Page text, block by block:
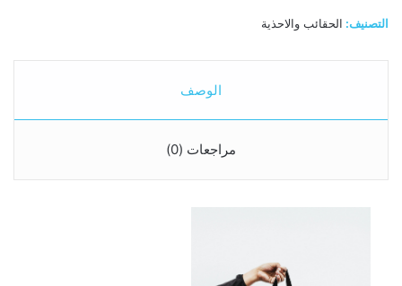
التصنيف: الحقائب والاحذية
الوصف
مراجعات (0)